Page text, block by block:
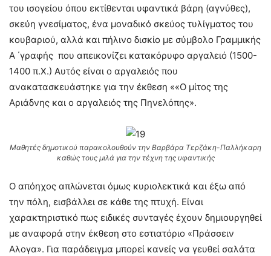
του ισογείου όπου εκτίθενται υφαντικά βάρη (αγνύθες),
σκεύη γνεσίματος, ένα μοναδικό σκεύος τυλίγματος του
κουβαριού, αλλά και πήλινο δισκίο με σύμβολο Γραμμικής
Α ΄γραφής που απεικονίζει κατακόρυφο αργαλειό (1500-
1400 π.Χ.) Αυτός είναι ο αργαλειός που
ανακατασκευάστηκε για την έκθεση ««Ο μίτος της
Αριάδνης και ο αργαλειός της Πηνελόπης».
Μαθητές δημοτικού παρακολουθούν την Βαρβάρα Τερζάκη-Παλλήκαρη
καθώς τους μιλά για την τέχνη της υφαντικής
Ο απόηχος απλώνεται όμως κυριολεκτικά και έξω από
την πόλη, εισβάλλει σε κάθε της πτυχή. Είναι
χαρακτηριστικό πως ειδικές συνταγές έχουν δημιουργηθεί
με αναφορά στην έκθεση στο εστιατόριο «Πράσσειν
Αλογα». Για παράδειγμα μπορεί κανείς να γευθεί σαλάτα